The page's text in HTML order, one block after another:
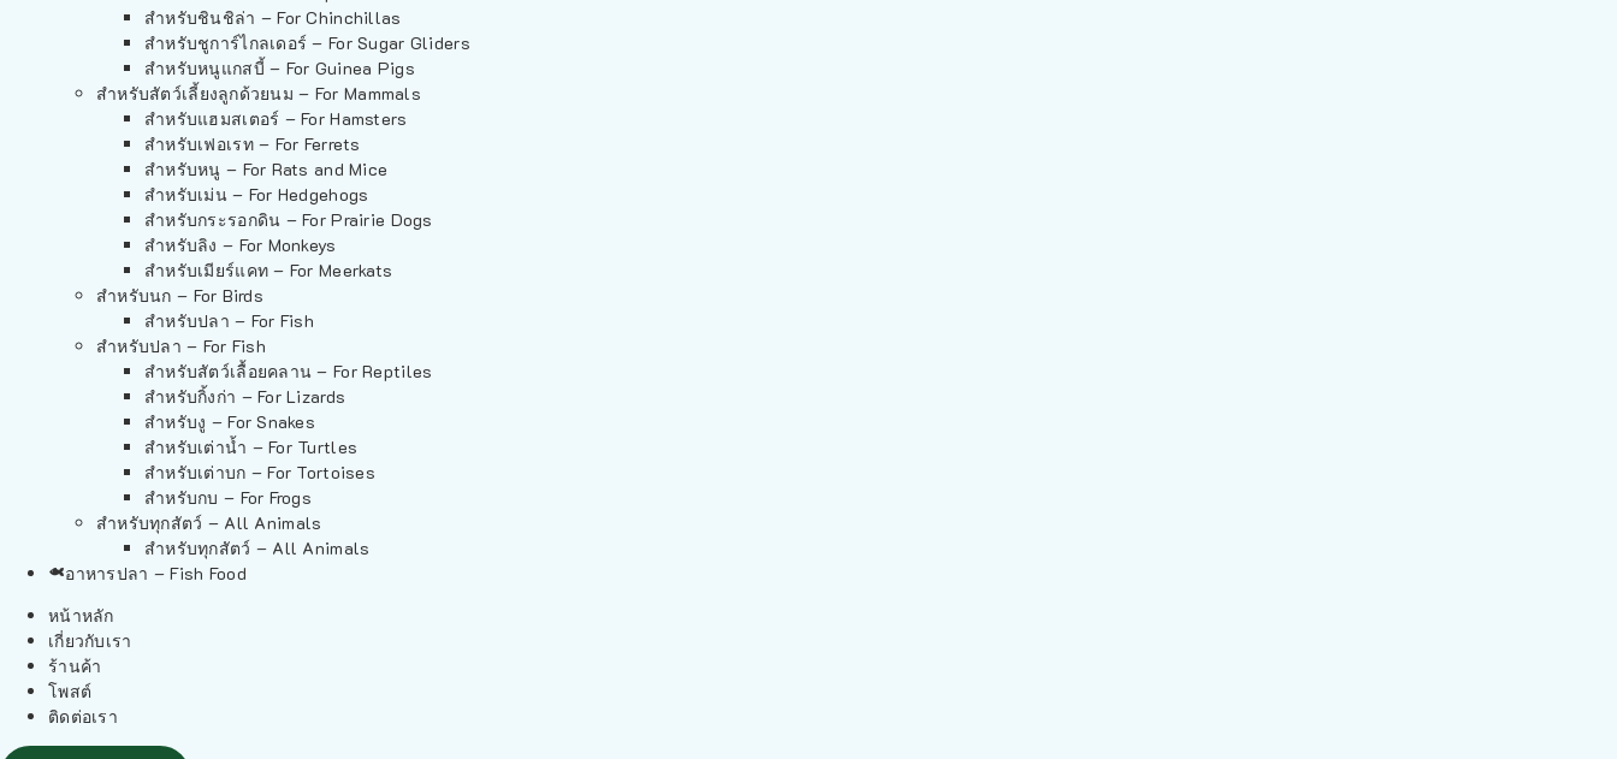
สำหรับชินชิล่า – For Chinchillas
สำหรับชูการ์ไกลเดอร์ – For Sugar Gliders
สำหรับหนูแกสบี้ – For Guinea Pigs
สำหรับสัตว์เลี้ยงลูกด้วยนม – For Mammals
สำหรับแฮมสเตอร์ – For Hamsters
สำหรับเฟอเรท – For Ferrets
สำหรับหนู – For Rats and Mice
สำหรับเม่น – For Hedgehogs
สำหรับกระรอกดิน – For Prairie Dogs
สำหรับลิง – For Monkeys
สำหรับเมียร์แคท – For Meerkats
สำหรับนก – For Birds
สำหรับปลา – For Fish
สำหรับปลา – For Fish
สำหรับสัตว์เลื้อยคลาน – For Reptiles
สำหรับกิ้งก่า – For Lizards
สำหรับงู – For Snakes
สำหรับเต่าน้ำ – For Turtles
สำหรับเต่าบก – For Tortoises
สำหรับกบ – For Frogs
สำหรับทุกสัตว์ – All Animals
สำหรับทุกสัตว์ – All Animals
อาหารปลา – Fish Food
หน้าหลัก
เกี่ยวกับเรา
ร้านค้า
โพสต์
ติดต่อเรา